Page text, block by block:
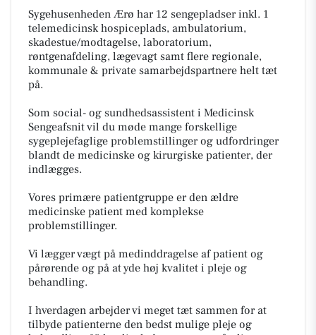
Sygehusenheden Ærø har 12 sengepladser inkl. 1
telemedicinsk hospiceplads, ambulatorium,
skadestue/modtagelse, laboratorium,
røntgenafdeling, lægevagt samt flere regionale,
kommunale & private samarbejdspartnere helt tæt
på.
Som social- og sundhedsassistent i Medicinsk
Sengeafsnit vil du møde mange forskellige
sygeplejefaglige problemstillinger og udfordringer
blandt de medicinske og kirurgiske patienter, der
indlægges.
Vores primære patientgruppe er den ældre
medicinske patient med komplekse
problemstillinger.
Vi lægger vægt på medinddragelse af patient og
pårørende og på at yde høj kvalitet i pleje og
behandling.
I hverdagen arbejder vi meget tæt sammen for at
tilbyde patienterne den bedst mulige pleje og